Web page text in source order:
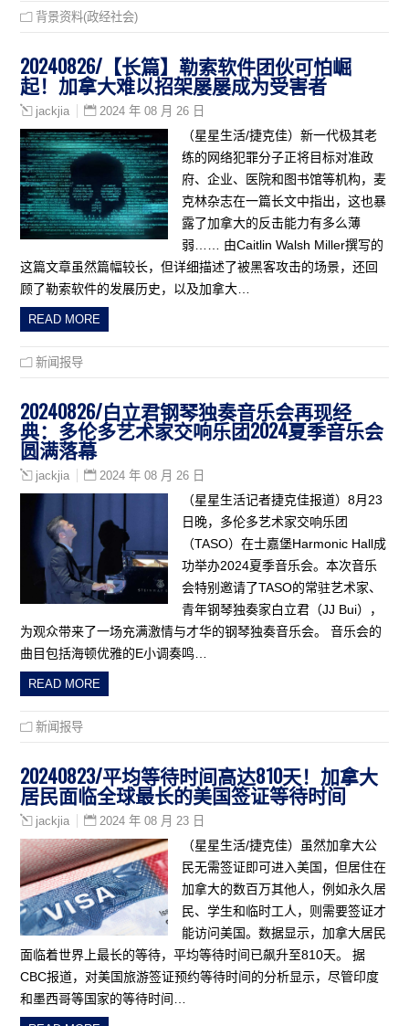
背景资料(政经社会)
20240826/【长篇】勒索软件团伙可怕崛
起！加拿大难以招架屡屡成为受害者
jackjia 2024 年 08 月 26 日
（星星生活/捷克佳）新一代极其老
练的网络犯罪分子正将目标对准政
府、企业、医院和图书馆等机构，麦
克林杂志在一篇长文中指出，这也暴
露了加拿大的反击能力有多么薄
弱…… 由Caitlin Walsh Miller撰写的
这篇文章虽然篇幅较长，但详细描述了被黑客攻击的场景，还回
顾了勒索软件的发展历史，以及加拿大…
READ MORE
新闻报导
20240826/白立君钢琴独奏音乐会再现经
典：多伦多艺术家交响乐团2024夏季音乐会
圆满落幕
jackjia 2024 年 08 月 26 日
（星星生活记者捷克佳报道）8月23
日晚，多伦多艺术家交响乐团
（TASO）在士嘉堡Harmonic Hall成
功举办2024夏季音乐会。本次音乐
会特别邀请了TASO的常驻艺术家、
青年钢琴独奏家白立君（JJ Bui），
为观众带来了一场充满激情与才华的钢琴独奏音乐会。 音乐会的
曲目包括海顿优雅的E小调奏鸣…
READ MORE
新闻报导
20240823/平均等待时间高达810天！加拿大
居民面临全球最长的美国签证等待时间
jackjia 2024 年 08 月 23 日
（星星生活/捷克佳）虽然加拿大公
民无需签证即可进入美国，但居住在
加拿大的数百万其他人，例如永久居
民、学生和临时工人，则需要签证才
能访问美国。数据显示，加拿大居民
面临着世界上最长的等待，平均等待时间已飙升至810天。 据
CBC报道，对美国旅游签证预约等待时间的分析显示，尽管印度
和墨西哥等国家的等待时间…